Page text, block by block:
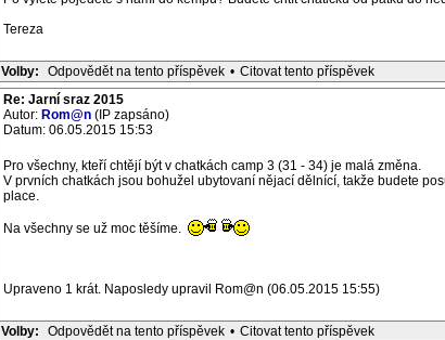
Tereza
Volby: Odpovědět na tento příspěvek • Citovat tento příspěvek
Re: Jarní sraz 2015
Autor: Rom@n (IP zapsáno)
Datum: 06.05.2015 15:53
Pro všechny, kteří chtějí být v chatkách camp 3 (31 - 34) je malá změna.
V prvních chatkách jsou bohužel ubytovaní nějací dělnící, takže budete
place.
Na všechny se už moc těšíme.
Upraveno 1 krát. Naposledy upravil Rom@n (06.05.2015 15:55)
Volby: Odpovědět na tento příspěvek • Citovat tento příspěvek